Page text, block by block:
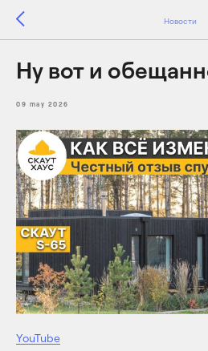
Новости
Ну вот и
09 may 2026
YouTube